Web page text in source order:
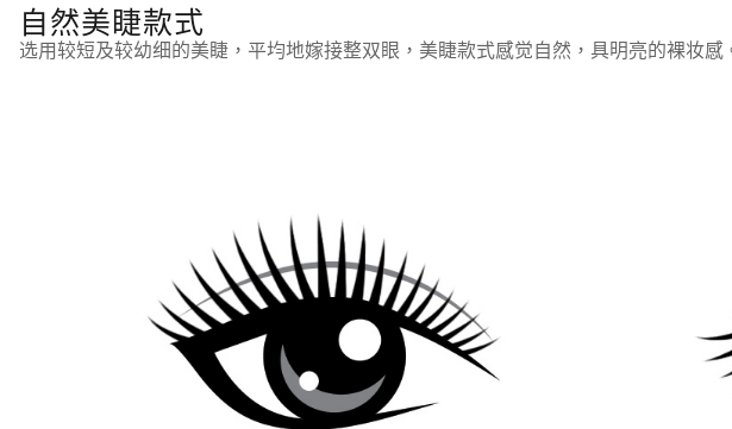
自然美睫款式
选用较短及较幼细的美睫，平均地嫁接整双眼，美睫款式感觉自然，具明亮的裸妆感